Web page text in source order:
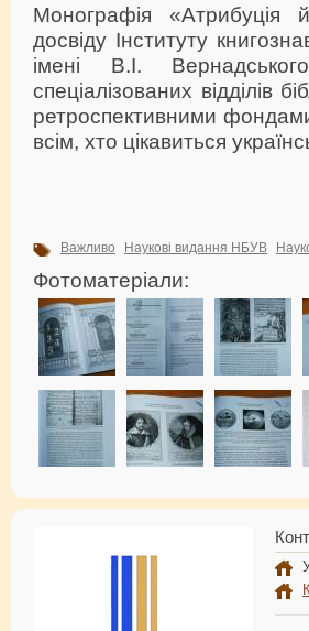
Монографія «Атрибуція
досвіду Інституту
імені В.І.
спеціалізованих відділів
ретроспективними
всім, хто цікавиться
Важливо Наукові видання НБУВ
Фотоматеріали: